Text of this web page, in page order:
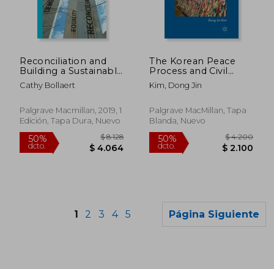
50% 40%
Reconciliation and
Building a Sustainable
Peace: Competing
Worldviews in South
(Palgrave Studies in
Compromise After
Cathy Bollaert
Palgrave Macmillan, 2019, 1
Edición, Tapa Dura, Nuevo
The Korean Peace
Process and Civil
Society: Towards
Strategic
Inglés)
Kim, Dong Jin
Palgrave MacMillan, Tapa
Blanda, Nuevo
1 2 3 4 5 Página Siguiente